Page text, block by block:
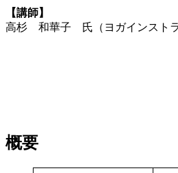
【講師】
高杉 和華子 氏（ヨガインストラ
概要